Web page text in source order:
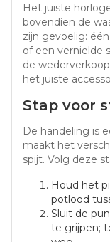
Het juiste
bovendien de
zijn gevoelig:
of een vernielde
de
het juiste
Stap voor
De handeling is
maakt het
spijt. Volg deze
Houd het
potlood
Sluit de
te grijpen;